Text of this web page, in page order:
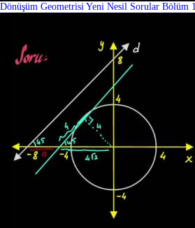
Dönüşüm Geometrisi Yeni Nesil Sorular Bölüm 1